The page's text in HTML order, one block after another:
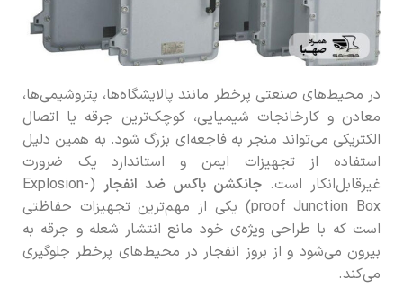
در محیط‌های صنعتی پرخطر مانند پالایشگاه‌ها، پتروشیمی‌ها،
معادن و کارخانجات شیمیایی، کوچک‌ترین جرقه یا اتصال
الکتریکی می‌تواند منجر به فاجعه‌ای بزرگ شود. به همین دلیل
استفاده از تجهیزات ایمن و استاندارد یک ضرورت
غیرقابل‌انکار است. جانکشن باکس ضد انفجار
(Explosion-
proof Junction Box) یکی از مهم‌ترین تجهیزات حفاظتی
است که با طراحی ویژه‌ی خود مانع انتشار شعله و جرقه به
بیرون می‌شود و از بروز انفجار در محیط‌های پرخطر جلوگیری
می‌کند.